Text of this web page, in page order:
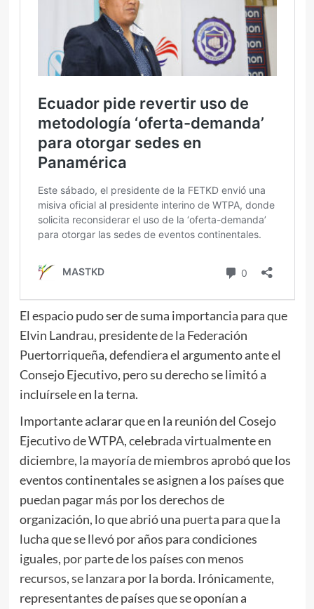
El espacio pudo ser de suma importancia para que
Elvin Landrau, presidente de la Federación
Puertorriqueña, defendiera el argumento ante el
Consejo Ejecutivo, pero su derecho se limitó a
incluírsele en la terna.
Importante aclarar que en la reunión del Cosejo
Ejecutivo de WTPA, celebrada virtualmente en
diciembre, la mayoría de miembros aprobó que los
eventos continentales se asignen a los países que
puedan pagar más por los derechos de
organización, lo que abrió una puerta para que la
lucha que se llevó por años para condiciones
iguales, por parte de los países con menos
recursos, se lanzara por la borda. Irónicamente,
representantes de países que se oponían a